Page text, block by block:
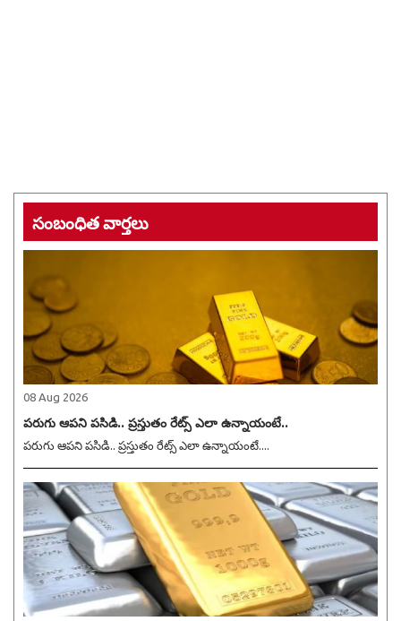
సంబంధిత వార్తలు
08 Aug 2026
పరుగు ఆపని పసిడి.. ప్రస్తుతం రేట్స్ ఎలా ఉన్నాయంటే..
పరుగు ఆపని పసిడి.. ప్రస్తుతం రేట్స్ ఎలా ఉన్నాయంటే....